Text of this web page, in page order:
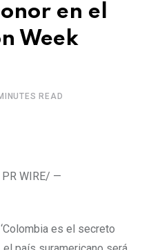
en el
Week
READ
WIRE/ —
es el secreto